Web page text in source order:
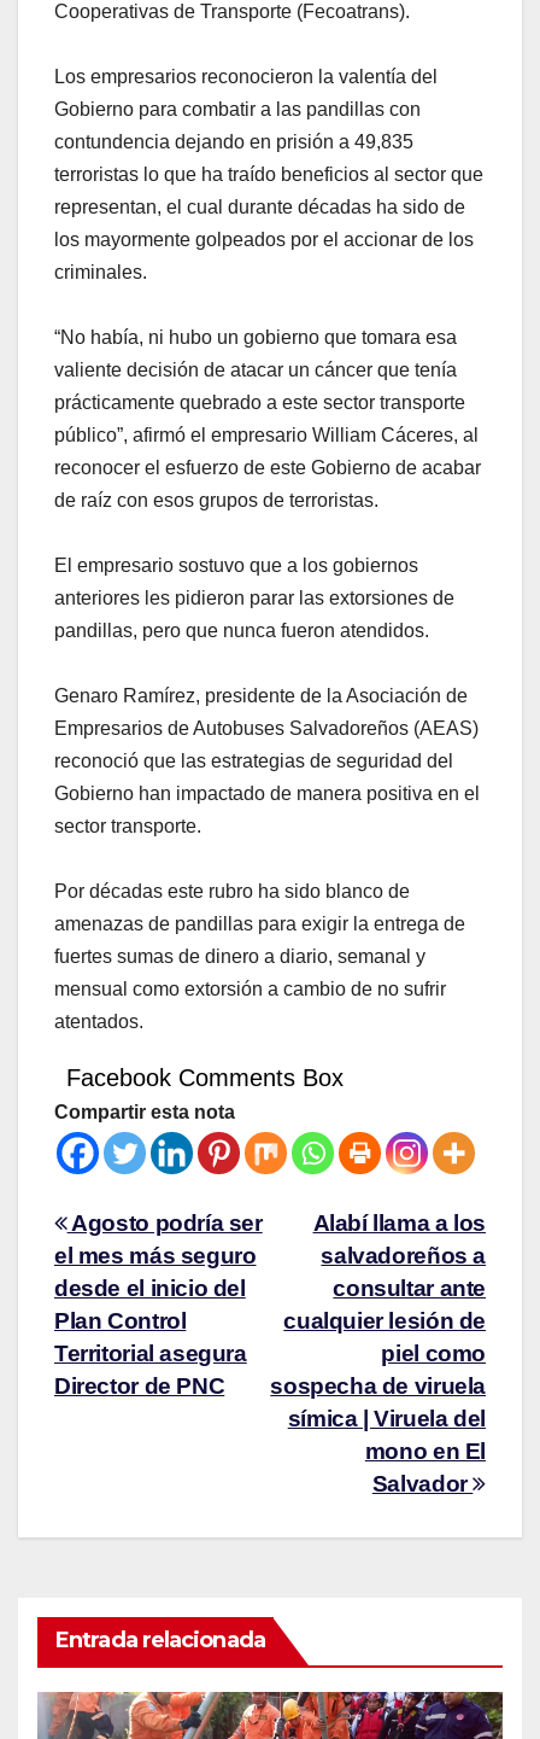
Cooperativas de Transporte (Fecoatrans).
Los empresarios reconocieron la valentía del
Gobierno para combatir a las pandillas con
contundencia dejando en prisión a 49,835
terroristas lo que ha traído beneficios al sector que
representan, el cual durante décadas ha sido de
los mayormente golpeados por el accionar de los
criminales.
“No había, ni hubo un gobierno que tomara esa
valiente decisión de atacar un cáncer que tenía
prácticamente quebrado a este sector transporte
público”, afirmó el empresario William Cáceres, al
reconocer el esfuerzo de este Gobierno de acabar
de raíz con esos grupos de terroristas.
El empresario sostuvo que a los gobiernos
anteriores les pidieron parar las extorsiones de
pandillas, pero que nunca fueron atendidos.
Genaro Ramírez, presidente de la Asociación de
Empresarios de Autobuses Salvadoreños (AEAS)
reconoció que las estrategias de seguridad del
Gobierno han impactado de manera positiva en el
sector transporte.
Por décadas este rubro ha sido blanco de
amenazas de pandillas para exigir la entrega de
fuertes sumas de dinero a diario, semanal y
mensual como extorsión a cambio de no sufrir
atentados.
Facebook Comments Box
Compartir esta nota
Alabí llama a los
salvadoreños a
consultar ante
cualquier lesión de
piel como
sospecha de viruela
símica | Viruela del
mono en El
Salvador
Agosto podría ser
el mes más seguro
desde el inicio del
Plan Control
Territorial asegura
Director de PNC
Entrada relacionada